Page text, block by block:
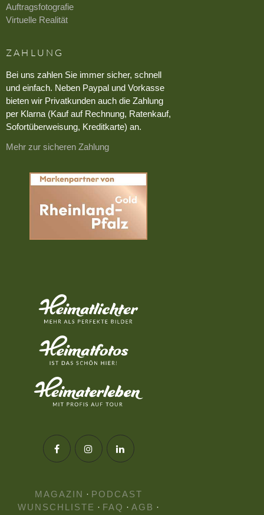
Auftragsfotografie
Virtuelle Realität
ZAHLUNG
Bei uns zahlen Sie immer sicher, schnell
und einfach. Neben Paypal und Vorkasse
bieten wir Privatkunden auch die Zahlung
per Klarna (Kauf auf Rechnung, Ratenkauf,
Sofortüberweisung, Kreditkarte) an.
Mehr zur sicheren Zahlung
MAGAZIN · PODCAST
WUNSCHLISTE · FAQ · AGB ·